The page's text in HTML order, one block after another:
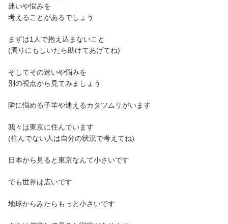
迷いや悩みを
考えることがあるでしょう
まずは1人で抱え込まないこと
(周りにもしいたら助けてあげてね)
そしてその迷いや悩みを
別の視点から見てみましょう
隣に悩める子羊や迷えるカタツムリがいます
我々は東京に住んでいます
(住んでない人は自分の状況で考えてね)
日本から見ると東京なんて小さいです
でも世界は広いです
地球からみたらもっと小さいです